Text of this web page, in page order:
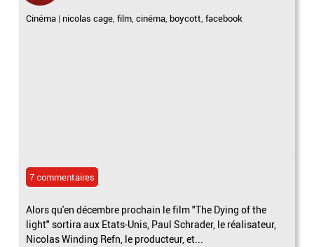
Cinéma | nicolas cage,film,cinéma, boycott,facebook
7 commentaires
Alors qu'en décembre prochain le film "The Dying of the
light" sortira aux Etats-Unis, Paul Schrader, le réalisateur,
Nicolas Winding Refn, le producteur, et...